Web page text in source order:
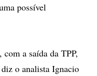
possível
a saída da TPP,
o analista Ignacio